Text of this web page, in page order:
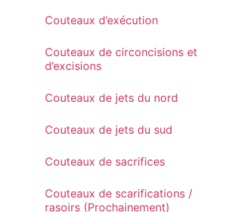
Couteaux d’exécution
Couteaux de circoncisions et
d’excisions
Couteaux de jets du nord
Couteaux de jets du sud
Couteaux de sacrifices
Couteaux de scarifications /
rasoirs (Prochainement)